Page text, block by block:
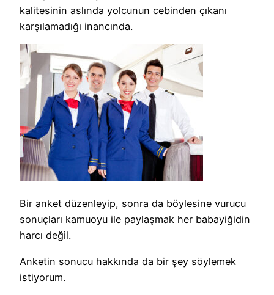
kalitesinin aslında yolcunun cebinden çıkanı
karşılamadığı inancında.
Bir anket düzenleyip, sonra da böylesine vurucu
sonuçları kamuoyu ile paylaşmak her babayiğidin
harcı değil.
Anketin sonucu hakkında da bir şey söylemek
istiyorum.